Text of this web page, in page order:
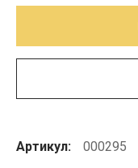
ФЕНИКС
Артикул:
000295